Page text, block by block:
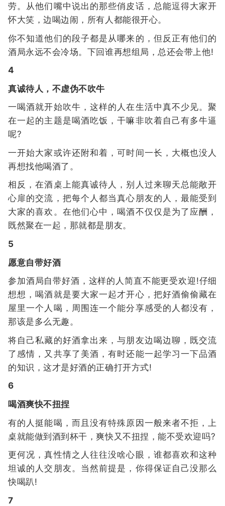
劳。从他们嘴中说出的那些俏皮话，总能逗得大家开
怀大笑，边喝边闹，所有人都能很开心。
你不知道他们的段子都是从哪来的，但反正有他们的
酒局永远不会冷场。下回谁再想组局，总还会带上他!
4
真诚待人，不虚伪不吹牛
一喝酒就开始吹牛，这样的人在生活中真不少见。聚
在一起的主题是喝酒吃饭，干嘛非吹着自己有多牛逼
呢?
一开始大家或许还附和着，可时间一长，大概也没人
再想找他喝酒了。
相反，在酒桌上能真诚待人，别人过来聊天总能敞开
心扉的交流，把每个人都当真心朋友的人，最能受到
大家的喜欢。在他们心中，喝酒不仅仅是为了应酬，
既然聚在一起，那就都是朋友。
5
愿意自带好酒
参加酒局自带好酒，这样的人简直不能更受欢迎!仔细
想想，喝酒就是要大家一起才开心，把好酒偷偷藏在
屋里一个人喝，周围连一个能分享感受的人都没有，
那该是多么无趣。
将自己私藏的好酒拿出来，与朋友边喝边聊，既交流
了感情，又共享了美酒，有时还能一起学习一下品酒
的知识，这才是好酒的正确打开方式!
6
喝酒爽快不扭捏
有的人挺能喝，而且没有特殊原因一般来者不拒，上
桌就能做到酒到杯干，爽快又不扭捏，能不受欢迎吗?
更何况，真性情之人往往没啥心眼，谁都喜欢和这种
坦诚的人交朋友。当然前提是，你得保证自己没那么
快喝趴!
7